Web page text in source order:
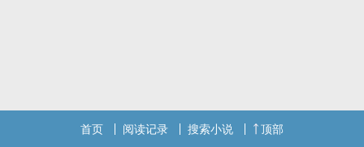
首页 阅读记录 搜索小说 顶部